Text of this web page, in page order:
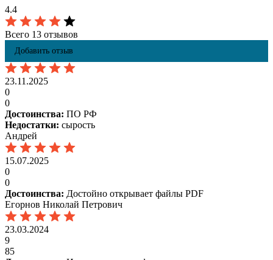
4.4
Всего 13 отзывов
Добавить отзыв
23.11.2025
0
0
Достоинства: ПО РФ
Недостатки: сырость
Андрей
15.07.2025
0
0
Достоинства: Достойно открывает файлы PDF
Егорнов Николай Петрович
23.03.2024
9
85